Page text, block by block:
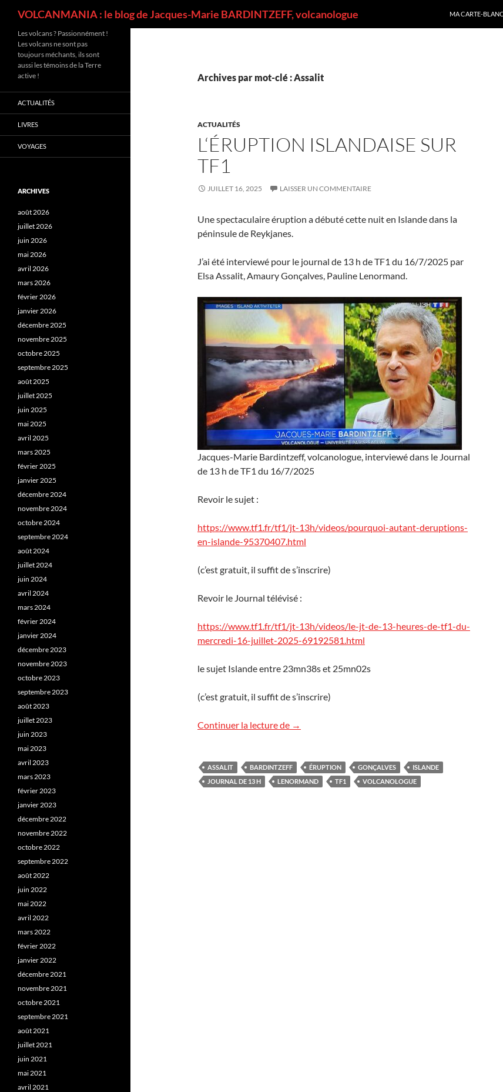
VOLCANMANIA : le blog de Jacques-Marie BARDINTZEFF, volcanologue
MA CARTE-
Archives par mot-clé : Assalit
ACTUALITÉS
L‘ÉRUPTION ISLANDAISE SUR
TF1
JUILLET 16, 2025 LAISSER UN COMMENTAIRE
Une spectaculaire éruption a débuté cette nuit en Islande dans la
péninsule de Reykjanes.
J’ai été interviewé pour le journal de 13 h de TF1 du 16/7/2025 par
Elsa Assalit, Amaury Gonçalves, Pauline Lenormand.
Jacques-Marie Bardintzeff, volcanologue, interviewé dans le Journal
de 13 h de TF1 du 16/7/2025
Revoir le sujet :
https://www.tf1.fr/tf1/jt-13h/videos/pourquoi-autant-deruptions-
en-islande-95370407.html
(c’est gratuit, il suffit de s’inscrire)
Revoir le Journal télévisé :
https://www.tf1.fr/tf1/jt-13h/videos/le-jt-de-13-heures-de-tf1-du-
mercredi-16-juillet-2025-69192581.html
le sujet Islande entre 23mn38s et 25mn02s
(c’est gratuit, il suffit de s’inscrire)
Continuer la lecture de L‘éruption islandaise sur TF1
→
ASSALIT BARDINTZEFF ÉRUPTION GONÇALVES
ISLANDE
JOURNAL DE 13 H
LENORMAND TF1 VOLCANOLOGUE
Les volcans ? Passionnément !
Les volcans ne sont pas
toujours méchants, ils sont
aussi les témoins de la Terre
active !
ACTUALITÉS
LIVRES
VOYAGES
ARCHIVES
août 2026
juillet 2026
juin 2026
mai 2026
avril 2026
mars 2026
février 2026
janvier 2026
décembre 2025
novembre 2025
octobre 2025
septembre 2025
août 2025
juillet 2025
juin 2025
mai 2025
avril 2025
mars 2025
février 2025
janvier 2025
décembre 2024
novembre 2024
octobre 2024
septembre 2024
août 2024
juillet 2024
juin 2024
avril 2024
mars 2024
février 2024
janvier 2024
décembre 2023
novembre 2023
octobre 2023
septembre 2023
août 2023
juillet 2023
juin 2023
mai 2023
avril 2023
mars 2023
février 2023
janvier 2023
décembre 2022
novembre 2022
octobre 2022
septembre 2022
août 2022
juin 2022
mai 2022
avril 2022
mars 2022
février 2022
janvier 2022
décembre 2021
novembre 2021
octobre 2021
septembre 2021
août 2021
juillet 2021
juin 2021
mai 2021
avril 2021